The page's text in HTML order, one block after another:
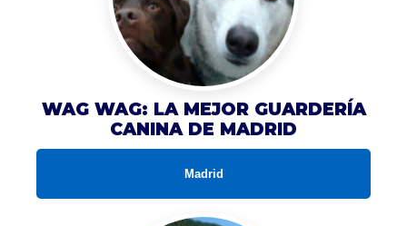
WAG WAG: LA MEJOR GUARDERÍA
CANINA DE MADRID
Madrid